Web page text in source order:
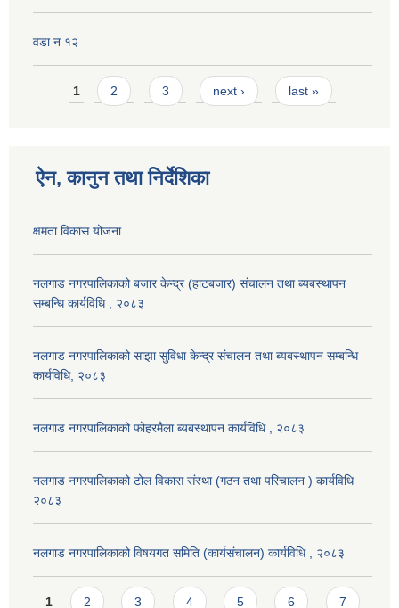
वडा न १२
Pages
1 2 3 next › last »
ऐन, कानुन तथा निर्देशिका
क्षमता विकास योजना
नलगाड नगरपालिकाको बजार केन्द्र (हाटबजार) संचालन तथा ब्यबस्थापन
सम्बन्धि कार्यविधि , २०८३
नलगाड नगरपालिकाको साझा सुविधा केन्द्र संचालन तथा ब्यबस्थापन सम्बन्धि
कार्यविधि, २०८३
नलगाड नगरपालिकाको फोहरमैला ब्यबस्थापन कार्यविधि , २०८३
नलगाड नगरपालिकाको टोल विकास संस्था (गठन तथा परिचालन ) कार्यविधि
२०८३
नलगाड नगरपालिकाको विषयगत समिति (कार्यसंचालन) कार्यविधि , २०८३
Pages
1 2 3 4 5 6 7